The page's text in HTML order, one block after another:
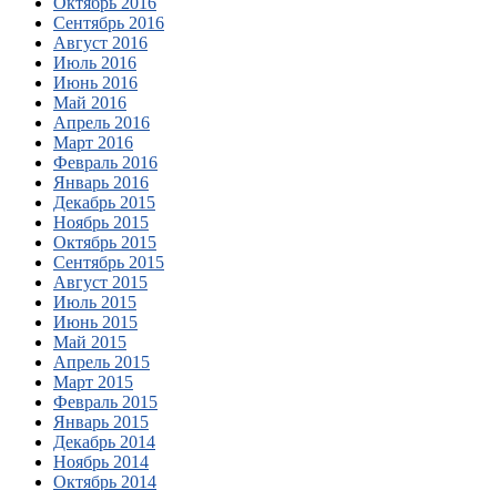
Сентябрь 2016
Август 2016
Июль 2016
Июнь 2016
Май 2016
Апрель 2016
Март 2016
Февраль 2016
Январь 2016
Декабрь 2015
Ноябрь 2015
Октябрь 2015
Сентябрь 2015
Август 2015
Июль 2015
Июнь 2015
Май 2015
Апрель 2015
Март 2015
Февраль 2015
Январь 2015
Декабрь 2014
Ноябрь 2014
Октябрь 2014